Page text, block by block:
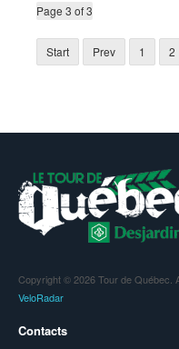
Page 3 of 3
Start Prev 1 2
Copyright © 2026 Tour de Québec.
VeloRadar
Contacts